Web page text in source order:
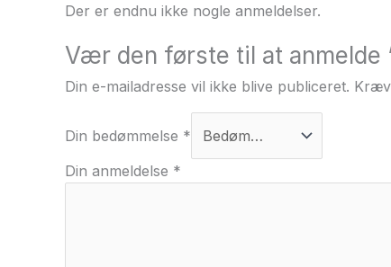
Der er endnu ikke nogle anmeldelser.
Vær den første til at anmelde
Din e-mailadresse vil ikke blive publiceret.
Din bedømmelse *
Din anmeldelse *